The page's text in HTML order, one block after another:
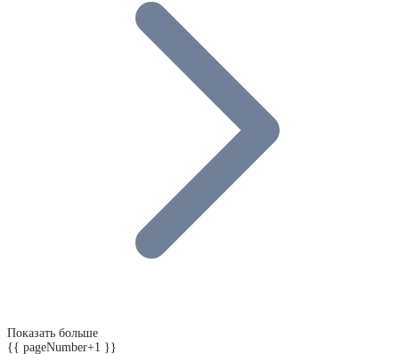
Показать больше
{{ pageNumber+1 }}